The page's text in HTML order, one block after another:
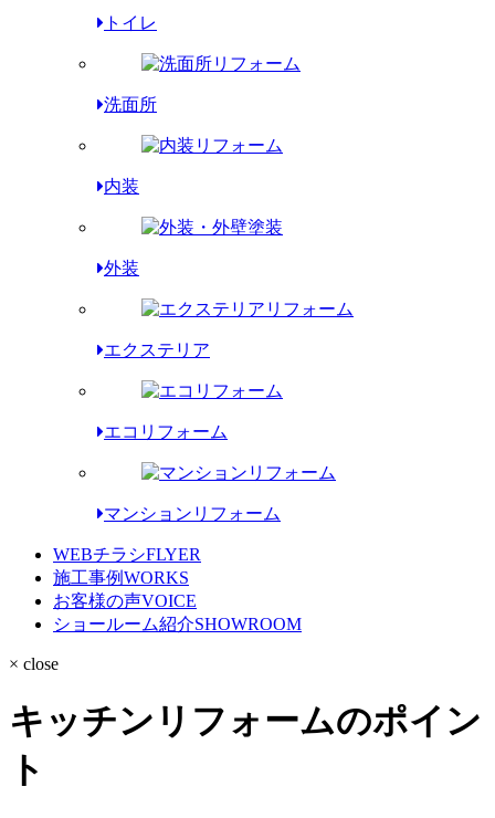
トイレ
洗面所
内装
外装
エクステリア
エコリフォーム
マンションリフォーム
WEBチラシFLYER
施工事例WORKS
お客様の声VOICE
ショールーム紹介SHOWROOM
× close
キッチンリフォームのポイン
ト